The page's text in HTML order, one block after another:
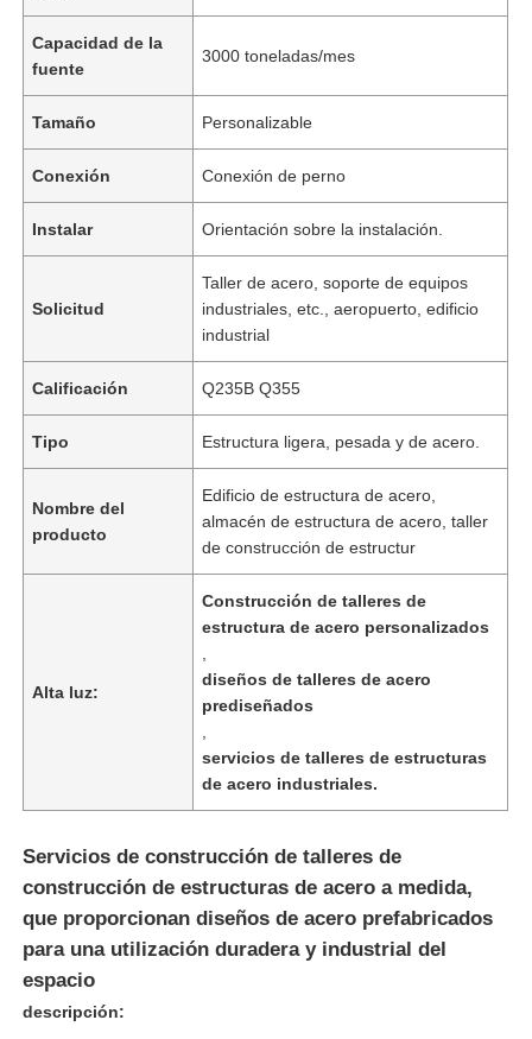
Inicio
Capacidad de la
fuente
3000 toneladas/mes
Tamaño Personalizable
Conexión Conexión de perno
Instalar Orientación sobre la instalación.
Solicitud
Taller de acero, soporte de equipos
industriales, etc., aeropuerto, edificio
industrial
Calificación Q235B Q355
Tipo Estructura ligera, pesada y de acero.
Nombre del
producto
Edificio de estructura de acero,
almacén de estructura de acero, taller
de construcción de estructur
Alta luz:
Construcción de talleres de
estructura de acero personalizados
diseños de talleres de acero
prediseñados
servicios de talleres de estructuras
de acero industriales.
Servicios de construcción de talleres de
construcción de estructuras de acero a medida,
que proporcionan diseños de acero prefabricados
para una utilización duradera y industrial del
espacio
descripción: